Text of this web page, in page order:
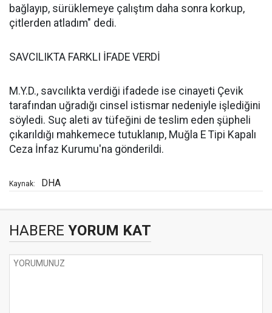
bağlayıp, sürüklemeye çalıştım daha sonra korkup,
çitlerden atladım" dedi.
SAVCILIKTA FARKLI İFADE VERDİ
M.Y.D., savcılıkta verdiği ifadede ise cinayeti Çevik
tarafından uğradığı cinsel istismar nedeniyle işlediğini
söyledi. Suç aleti av tüfeğini de teslim eden şüpheli
çıkarıldığı mahkemece tutuklanıp, Muğla E Tipi Kapalı
Ceza İnfaz Kurumu'na gönderildi.
Kaynak: DHA
HABERE YORUM KAT